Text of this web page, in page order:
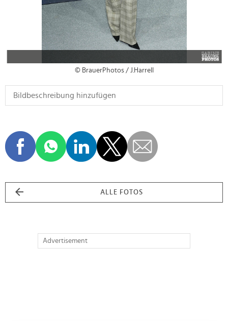
© BrauerPhotos / J.Harrell
ALLE FOTOS
Advertisement